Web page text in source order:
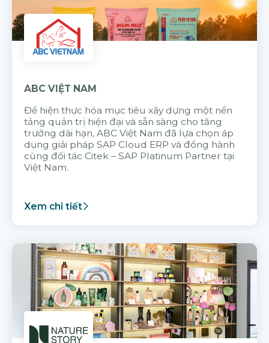
ABC VIỆT NAM
Để hiện thực hóa mục tiêu xây dựng một nền
tảng quản trị hiện đại và sẵn sàng cho tăng
trưởng dài hạn, ABC Việt Nam đã lựa chọn áp
dụng giải pháp SAP Cloud ERP và đồng hành
cùng đối tác Citek – SAP Platinum Partner tại
Việt Nam.
Xem chi tiết